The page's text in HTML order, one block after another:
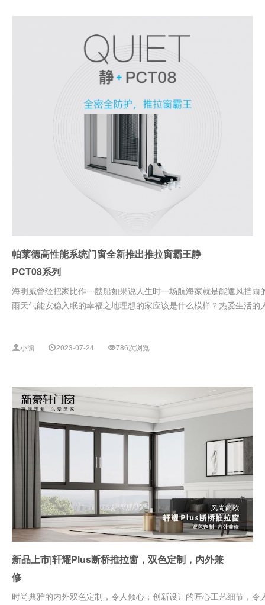
帕莱德高性能系统门窗全新推出推拉窗霸王静
PCT08系列
海明威曾经把家比作一艘船如果说人生时一场航海家就是能遮风挡
雨天气能安稳入眠的幸福之地理想的家应该是什么模样？热爱生活的
小编 2023-07-24 786次浏览
新品上市|轩耀Plus断桥推拉窗，双色定制，内外兼
修
时尚典雅的内外双色定制，令人倾心；创新设计的匠心工艺细节，